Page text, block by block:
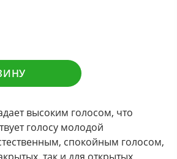
высоким голосом, что
голосу молодой
спокойным голосом,